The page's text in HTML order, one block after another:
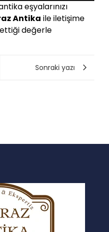
eşyalarınızı
Antika ile iletişime
ettiği değerle
Sonraki yazı